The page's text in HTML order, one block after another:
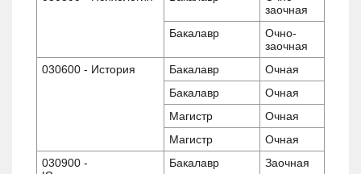
заочная
Бакалавр
Очно-
заочная
030600 - История
Бакалавр
Очная
Бакалавр
Очная
Магистр
Очная
Магистр
Очная
030900 -
Бакалавр
Заочная